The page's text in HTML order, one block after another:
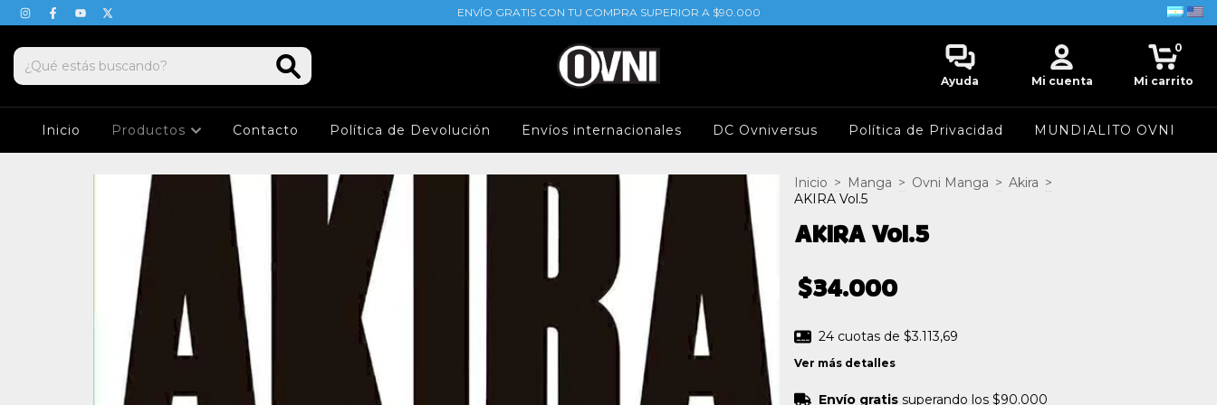
ENVÍO GRATIS CON TU COMPRA SUPERIOR A $90.000
Ayuda Mi cuenta Mi carrito
0
Inicio Productos Contacto Política de Devolución Envíos internacionales DC Ovniversus Política de Privacidad MUNDIALITO OVNI
Inicio > Manga > Ovni Manga > Akira >
AKIRA Vol.5
AKIRA Vol.5
$34.000
24 cuotas de $3.113,69
Ver más detalles
Envío gratis superando los $90.000